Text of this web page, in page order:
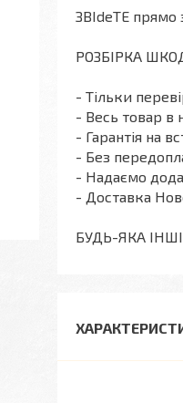
ЗВІdeТЕ прямо
РОЗБІРКА
- Тільки
- Весь товар в
- Гарантія на
- Без
- Надаємо
- Доставка
БУДЬ-ЯКА